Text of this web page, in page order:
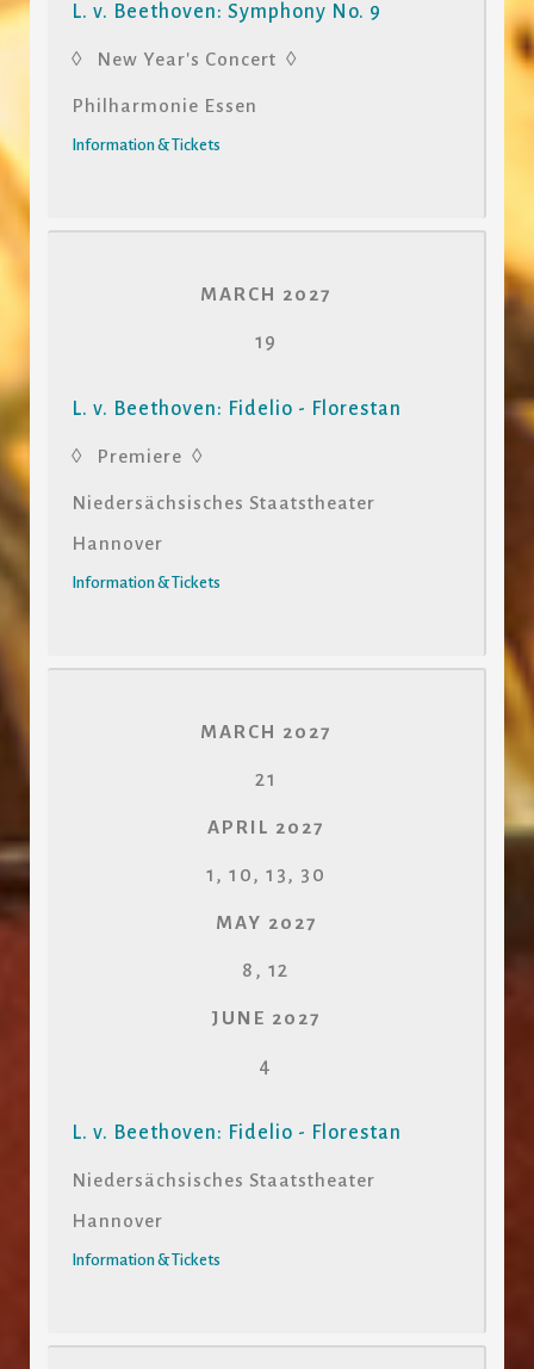
L. v. Beethoven: Symphony No. 9
◊ New Year's Concert ◊
Philharmonie Essen
Information & Tickets
MARCH 2027
19
L. v. Beethoven: Fidelio - Florestan
◊ Premiere ◊
Niedersächsisches Staatstheater
Hannover
Information & Tickets
MARCH 2027
21
APRIL 2027
1, 10, 13, 30
MAY 2027
8, 12
JUNE 2027
4
L. v. Beethoven: Fidelio - Florestan
Niedersächsisches Staatstheater
Hannover
Information & Tickets